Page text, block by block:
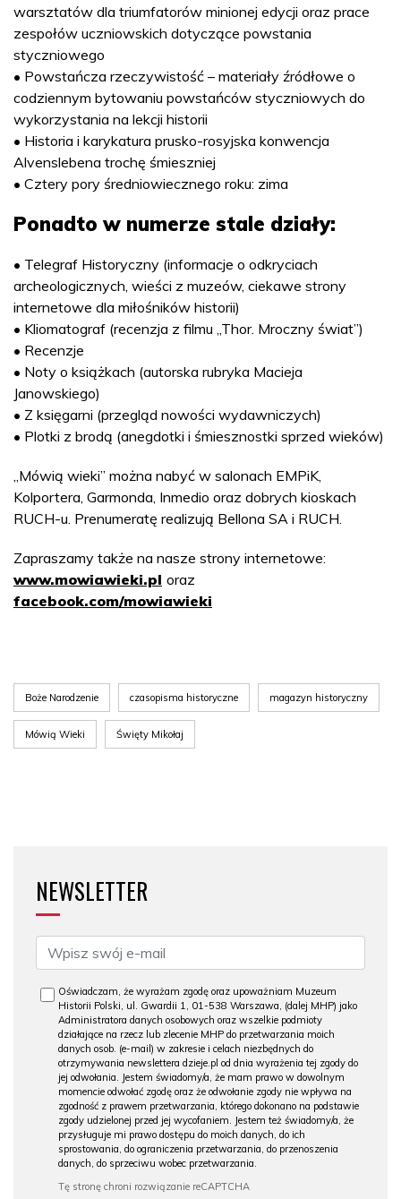
warsztatów dla triumfatorów minionej edycji oraz prace
zespołów uczniowskich dotyczące powstania
styczniowego
• Powstańcza rzeczywistość – materiały źródłowe o
codziennym bytowaniu powstańców styczniowych do
wykorzystania na lekcji historii
• Historia i karykatura prusko-rosyjska konwencja
Alvenslebena trochę śmieszniej
• Cztery pory średniowiecznego roku: zima
Ponadto w numerze stale działy:
• Telegraf Historyczny (informacje o odkryciach
archeologicznych, wieści z muzeów, ciekawe strony
internetowe dla miłośników historii)
• Kliomatograf (recenzja z filmu „Thor. Mroczny świat”)
• Recenzje
• Noty o książkach (autorska rubryka Macieja
Janowskiego)
• Z księgarni (przegląd nowości wydawniczych)
• Plotki z brodą (anegdotki i śmiesznostki sprzed wieków)
„Mówią wieki” można nabyć w salonach EMPiK,
Kolportera, Garmonda, Inmedio oraz dobrych kioskach
RUCH-u. Prenumeratę realizują Bellona SA i RUCH.
Zapraszamy także na nasze strony internetowe:
www.mowiawieki.pl oraz
facebook.com/mowiawieki
Boże Narodzenie czasopisma historyczne magazyn historyczny
Mówią Wieki Święty Mikołaj
NEWSLETTER
Oświadczam, że wyrażam zgodę oraz upoważniam Muzeum
Historii Polski, ul. Gwardii 1, 01-538 Warszawa, (dalej MHP) jako
Administratora danych osobowych oraz wszelkie podmioty
działające na rzecz lub zlecenie MHP do przetwarzania moich
danych osob. (e-mail) w zakresie i celach niezbędnych do
otrzymywania newslettera dzieje.pl od dnia wyrażenia tej zgody do
jej odwołania. Jestem świadomy/a, że mam prawo w dowolnym
momencie odwołać zgodę oraz że odwołanie zgody nie wpływa na
zgodność z prawem przetwarzania, którego dokonano na podstawie
zgody udzielonej przed jej wycofaniem. Jestem też świadomy/a, że
przysługuje mi prawo dostępu do moich danych, do ich
sprostowania, do ograniczenia przetwarzania, do przenoszenia
danych, do sprzeciwu wobec przetwarzania.